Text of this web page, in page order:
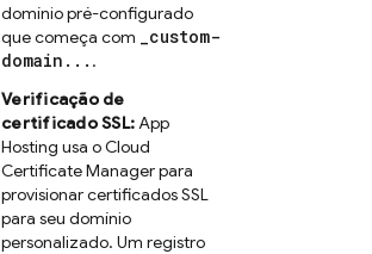
domínio pré-configurado
que começa com _custom-
domain... .
Verificação de
certificado SSL:App
Hosting usa o Cloud
Certificate Manager para
provisionar certificados SSL
para seu domínio
personalizado. Um registro